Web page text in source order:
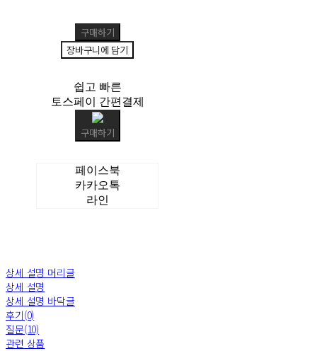
구매하기
장바구니에 담기
쉽고 빠른
토스페이 간편결제
구매하기
페이스북
카카오톡
라인
상세 설명 머리글
상세 설명
상세 설명 바닥글
후기(0)
질문(10)
관련 상품